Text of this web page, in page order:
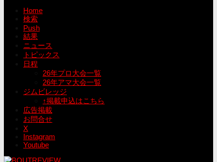
Home
検索
Push
結果
ニュース
トピックス
日程
26年プロ大会一覧
26年アマ大会一覧
ジムビレッジ
↑掲載申込はこちら
広告掲載
お問合せ
X
Instagram
Youtube